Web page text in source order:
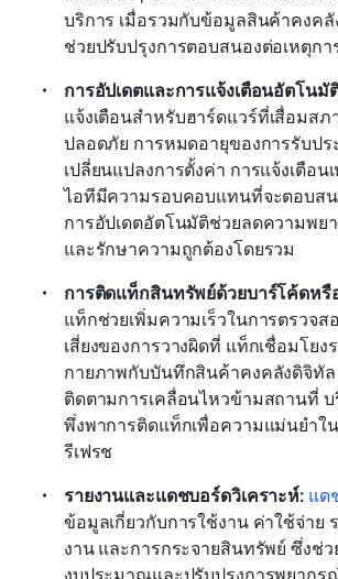
บริการ เมื่อรวมกับข้อมูลสินค้าคงคลั
ช่วยปรับปรุงการตอบสนองต่อเหตุก
การอัปเดตและการแจ้งเตือนอัตโนมั
แจ้งเตือนสำหรับฮาร์ดแวร์ที่เสื่อมส
ปลอดภัย การหมดอายุของการรับปร
เปลี่ยนแปลงการตั้งค่า การแจ้งเตือ
ไอทีมีความรอบคอบแทนที่จะตอบส
การอัปเดตอัตโนมัติช่วยลดความพย
และรักษาความถูกต้องโดยรวม
การติดแท็กสินทรัพย์ด้วยบาร์โค้ดหรื
แท็กช่วยเพิ่มความเร็วในการตรวจ
เสี่ยงของการวางผิดที่ แท็กเชื่อมโยง
กายภาพกับบันทึกสินค้าคงคลังดิจิทัล
ติดตามการเคลื่อนไหวข้ามสถานที่
พึ่งพาการติดแท็กเพื่อความแม่นยำใ
รีเฟรช
รายงานและแดชบอร์ดวิเคราะห์: แด
ข้อมูลเกี่ยวกับการใช้งาน ค่าใช้จ่าย
งาน และการกระจายสินทรัพย์ ซึ่งช่